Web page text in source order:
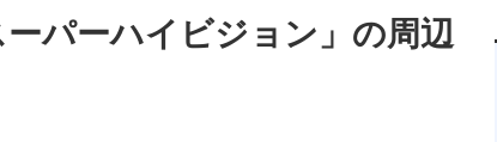
ーパーハイビジョン」の周辺